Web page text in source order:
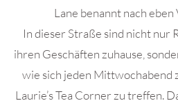
Lane benannt nach
In dieser Straße sind nicht nur
ihren Geschäften zuhause,
wie sich jeden Mittwochabend
Laurie’s Tea Corner zu treffen.